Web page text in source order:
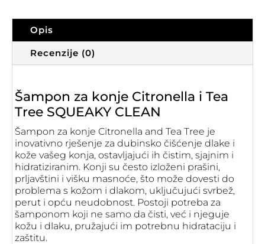
količina
Opis
Recenzije (0)
Šampon za konje Citronella i Tea
Tree SQUEAKY CLEAN
Šampon za konje Citronella and Tea Tree je
inovativno rješenje za dubinsko čišćenje dlake i
kože vašeg konja, ostavljajući ih čistim, sjajnim i
hidratiziranim. Konji su često izloženi prašini,
prljavštini i višku masnoće, što može dovesti do
problema s kožom i dlakom, uključujući svrbež,
perut i opću neudobnost. Postoji potreba za
šamponom koji ne samo da čisti, već i njeguje
kožu i dlaku, pružajući im potrebnu hidrataciju i
zaštitu.